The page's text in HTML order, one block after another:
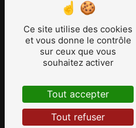
Pose
Vélux
Nettoyage
Isolation
Rénovation
©Vistalid- 2026 -
Mentions légales-
Ce site utilise des cookies
et vous donne le contrôle
sur ceux que vous
souhaitez activer
Tout accepter
Tout refuser